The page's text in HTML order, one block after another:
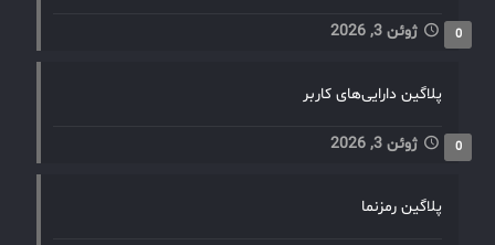
ژوئن 3, 2026 0
پلاگین دارایی‌های کاربر
ژوئن 3, 2026 0
پلاگین رمزنما